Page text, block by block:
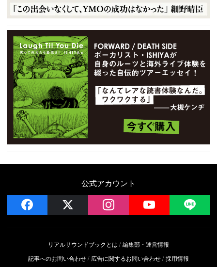
公式アカウント
facebook instagram YouTube
リアルサウンドブックとは
編集部・運営情報
記事へのお問い合わせ
広告に関するお問い合わせ 採用情報